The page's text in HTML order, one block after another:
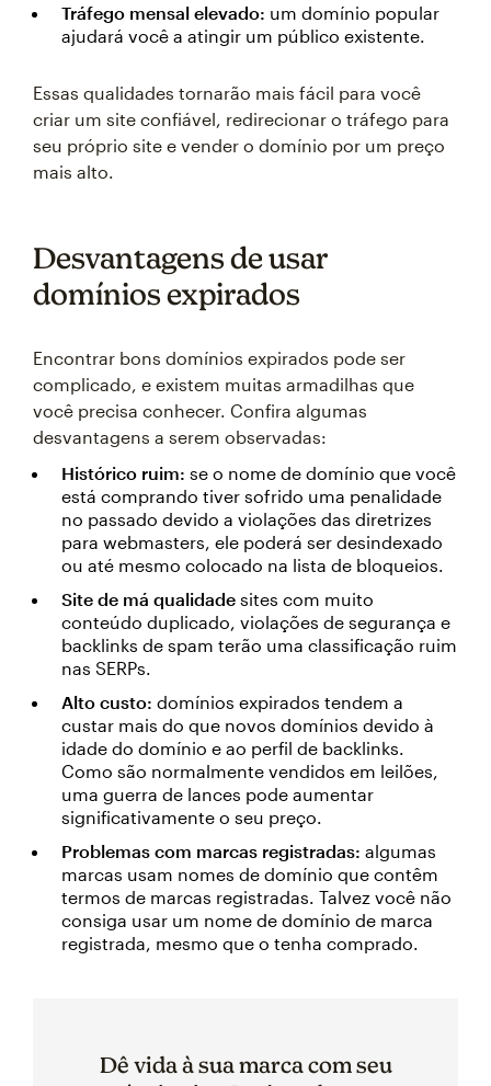
Tráfego mensal elevado: um domínio popular
ajudará você a atingir um público existente.
Essas qualidades tornarão mais fácil para você
criar um site confiável, redirecionar o tráfego para
seu próprio site e vender o domínio por um preço
mais alto.
Desvantagens de usar
domínios expirados
Encontrar bons domínios expirados pode ser
complicado, e existem muitas armadilhas que
você precisa conhecer. Confira algumas
desvantagens a serem observadas:
Histórico ruim: se o nome de domínio que você
está comprando tiver sofrido uma penalidade
no passado devido a violações das diretrizes
para webmasters, ele poderá ser desindexado
ou até mesmo colocado na lista de bloqueios.
Site de má qualidade sites com muito
conteúdo duplicado, violações de segurança e
backlinks de spam terão uma classificação ruim
nas SERPs.
Alto custo: domínios expirados tendem a
custar mais do que novos domínios devido à
idade do domínio e ao perfil de backlinks.
Como são normalmente vendidos em leilões,
uma guerra de lances pode aumentar
significativamente o seu preço.
Problemas com marcas registradas: algumas
marcas usam nomes de domínio que contêm
termos de marcas registradas. Talvez você não
consiga usar um nome de domínio de marca
registrada, mesmo que o tenha comprado.
Dê vida à sua marca com seu